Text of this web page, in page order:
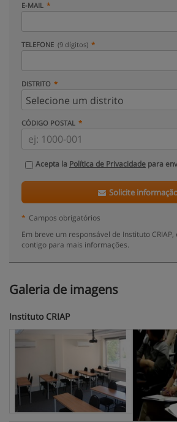
E-MAIL
TELEFONE (9 dígitos)
DISTRITO
CÓDIGO POSTAL
Acepta la Política de Privacidade para
Solicite
* Campos obrigatórios
Em breve um responsável de Instituto
contigo para mais informações.
Galeria de imagens
Instituto CRIAP